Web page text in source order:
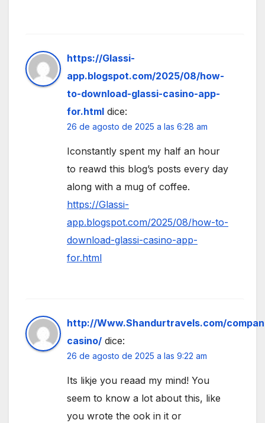
https://Glassi-
app.blogspot.com/2025/08/how-
to-download-glassi-casino-app-
for.html dice:
26 de agosto de 2025 a las 6:28 am
Iconstantly spent my half an hour
to reawd this blog’s posts every day
along with a mug of coffee.
https://Glassi-
app.blogspot.com/2025/08/how-to-
download-glassi-casino-app-
for.html
http://Www.Shandurtravels.com/
casino/ dice:
26 de agosto de 2025 a las 9:22 am
Its likje you reaad my mind! You
seem to know a lot about this, like
you wrote the ook in it or